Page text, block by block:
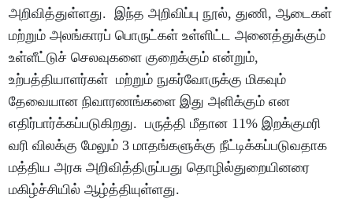
அறிவித்துள்ளது. இந்த அறிவிப்பு நூல், துணி, ஆடைகள்
மற்றும் அலங்காரப் பொருட்கள் உள்ளிட்ட அனைத்துக்கும்
உள்ளீட்டுச் செலவுகளை குறைக்கும் என்றும்,
உற்பத்தியாளர்கள் மற்றும் நுகர்வோருக்கு மிகவும்
தேவையான நிவாரணங்களை இது அளிக்கும் என
எதிர்பார்க்கப்படுகிறது. பருத்தி மீதான 11% இறக்குமரி
வரி விலக்கு மேலும் 3 மாதங்களுக்கு நீட்டிக்கப்படுவதாக
மத்திய அரசு அறிவித்திருப்பது தொழில்துறையினரை
மகிழ்ச்சியில் ஆழ்த்தியுள்ளது.